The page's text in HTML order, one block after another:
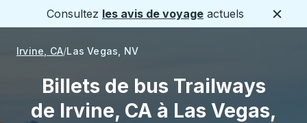
Consultez les avis de voyage actuels
Irvine, CA Las Vegas, NV
Billets de bus Trailways
de Irvine, CA à Las Vegas,